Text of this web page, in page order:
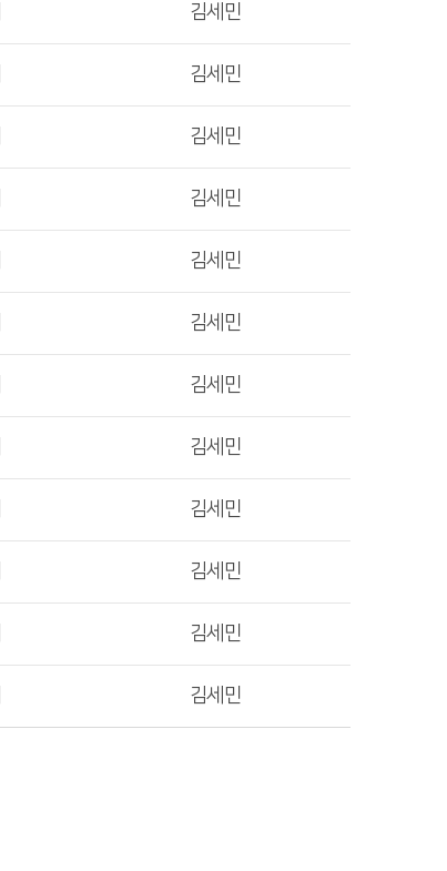
김세민
김세민
김세민
김세민
김세민
김세민
김세민
김세민
김세민
김세민
김세민
김세민